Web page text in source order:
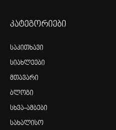
კატეგორიები
საკითხავი
სიახლეები
მთავარი
ბლოგი
სხვა-ამბები
სახალისო